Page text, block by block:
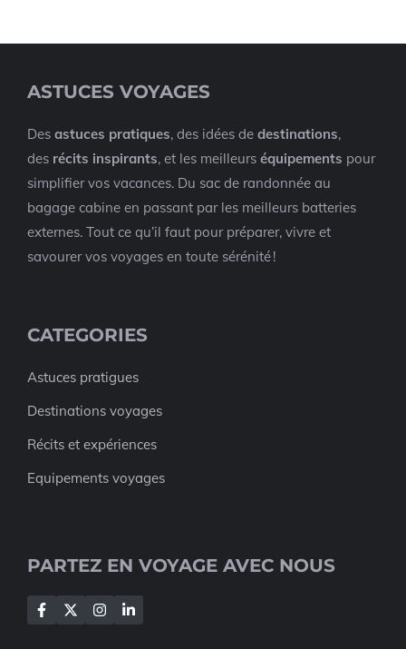
ASTUCES VOYAGES
Des astuces pratiques, des idées de destinations,
des récits inspirants, et les meilleurs équipements pour
simplifier vos vacances. Du sac de randonnée au
bagage cabine en passant par les meilleurs batteries
externes. Tout ce qu’il faut pour préparer, vivre et
savourer vos voyages en toute sérénité !
CATEGORIES
Astuces pratigues
Destinations voyages
Récits et expériences
Equipements voyages
PARTEZ EN VOYAGE AVEC NOUS